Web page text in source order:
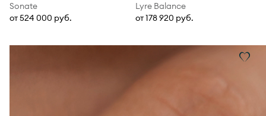
Sonate
от 524 000 руб.
Lyre Balance
от 178 920 руб.